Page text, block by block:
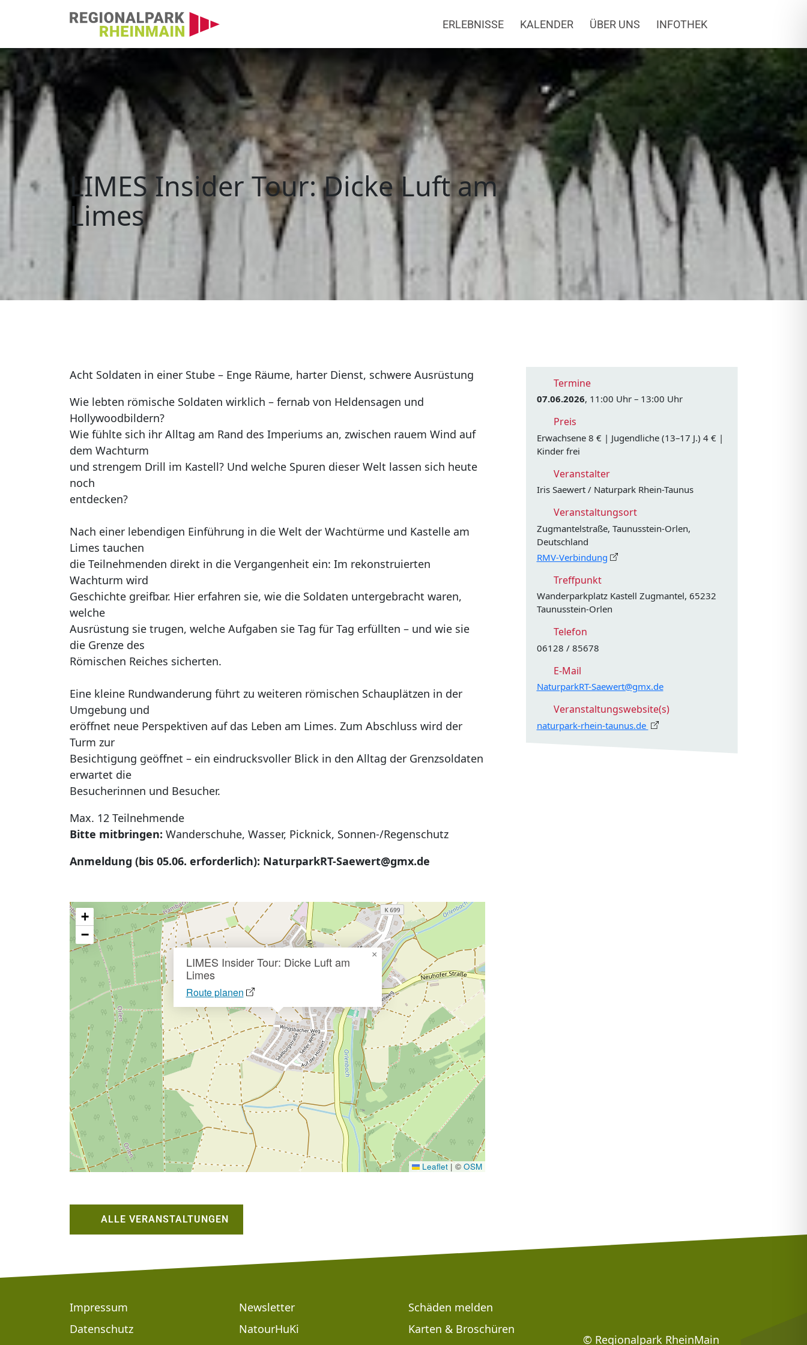
LIMES Insider Tour: Dicke Luft am Limes
Hauptnavigation ERLEBNISSE KALENDER ÜBER UNS INFOTHEK
LIMES Insider Tour: Dicke Luft am
Limes
Acht Soldaten in einer Stube – Enge Räume, harter Dienst, schwere Ausrüstung
Wie lebten römische Soldaten wirklich – fernab von Heldensagen und
Hollywoodbildern?
Wie fühlte sich ihr Alltag am Rand des Imperiums an, zwischen rauem Wind auf
dem Wachturm
und strengem Drill im Kastell? Und welche Spuren dieser Welt lassen sich heute
noch
entdecken?
Nach einer lebendigen Einführung in die Welt der Wachtürme und Kastelle am
Limes tauchen
die Teilnehmenden direkt in die Vergangenheit ein: Im rekonstruierten
Wachturm wird
Geschichte greifbar. Hier erfahren sie, wie die Soldaten untergebracht waren,
welche
Ausrüstung sie trugen, welche Aufgaben sie Tag für Tag erfüllten – und wie sie
die Grenze des
Römischen Reiches sicherten.
Eine kleine Rundwanderung führt zu weiteren römischen Schauplätzen in der
Umgebung und
eröffnet neue Perspektiven auf das Leben am Limes. Zum Abschluss wird der
Turm zur
Besichtigung geöffnet – ein eindrucksvoller Blick in den Alltag der Grenzsoldaten
erwartet die
Besucherinnen und Besucher.
Max. 12 Teilnehmende
Bitte mitbringen: Wanderschuhe, Wasser, Picknick, Sonnen-/Regenschutz
Anmeldung (bis 05.06. erforderlich): NaturparkRT-Saewert@gmx.de
LIMES Insider Tour: Dicke Luft am
Limes
Route planen
×
+
−
Leaflet |©OSM
Termine
07.06.2026, 11:00 Uhr – 13:00 Uhr
Preis
Erwachsene 8 € | Jugendliche (13–17 J.) 4 € |
Kinder frei
Veranstalter
Iris Saewert / Naturpark Rhein-Taunus
Veranstaltungsort
Zugmantelstraße, Taunusstein-Orlen,
Deutschland
RMV-Verbindung
Treffpunkt
Wanderparkplatz Kastell Zugmantel, 65232
Taunusstein-Orlen
Telefon
06128 / 85678
E-Mail
NaturparkRT-Saewert@gmx.de
Veranstaltungswebsite(s)
naturpark-rhein-taunus.de
ALLE VERANSTALTUNGEN
Footer
Impressum
Datenschutz
Newsletter
NatourHuKi
Schäden melden
Karten & Broschüren
© Regionalpark RheinMain